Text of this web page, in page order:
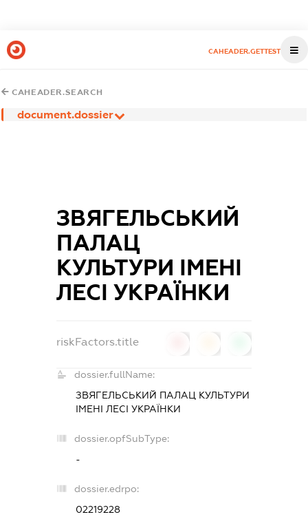
CAHEADER.GETTEST
CAHEADER.SEARCH
document.dossier
ЗВЯГЕЛЬСЬКИЙ
ПАЛАЦ
КУЛЬТУРИ ІМЕНІ
ЛЕСІ УКРАЇНКИ
riskFactors.title
dossier.fullName:
ЗВЯГЕЛЬСЬКИЙ ПАЛАЦ КУЛЬТУРИ
ІМЕНІ ЛЕСІ УКРАЇНКИ
dossier.opfSubType:
-
dossier.edrpo:
02219228